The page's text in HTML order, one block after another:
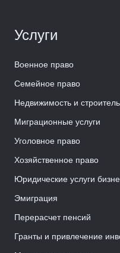
Услуги
Военное право
Семейное право
Недвижимость и
Миграционные услуги
Уголовное право
Хозяйственное право
Юридические услуги
Эмиграция
Перерасчет пенсий
Гранты и привлечение